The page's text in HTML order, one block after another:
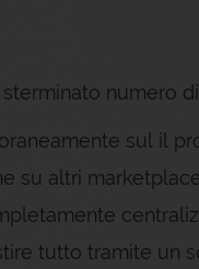
numero
sul il
su altri
tutto tramite un